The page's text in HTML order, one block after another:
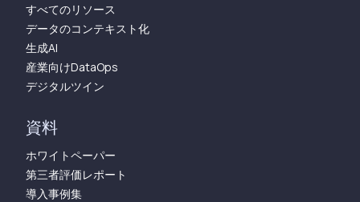
すべてのリソース
データのコンテキスト化
生成AI
産業向けDataOps
デジタルツイン
資料
ホワイトペーパー
第三者評価レポート
導入事例集